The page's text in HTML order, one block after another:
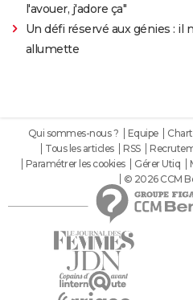
l'avouer, j'adore ça"
Un défi réservé aux génies : il
allumette
Qui sommes-nous ? Equipe
Tous les articles
RSS
Paramétrer les cookies
Gérer Utiq
© 2026 CCM